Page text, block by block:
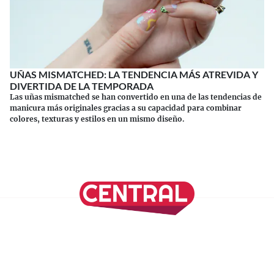
UÑAS MISMATCHED: LA TENDENCIA MÁS ATREVIDA Y
DIVERTIDA DE LA TEMPORADA
Las uñas mismatched se han convertido en una de las tendencias de
manicura más originales gracias a su capacidad para combinar
colores, texturas y estilos en un mismo diseño.